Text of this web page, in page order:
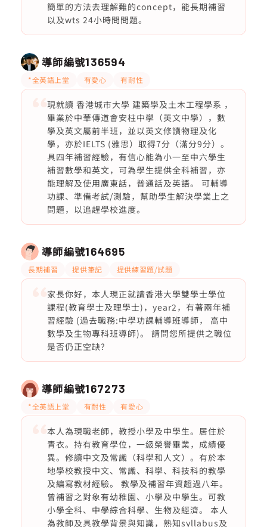
簡單的方法去理解難的concept，能長期補習
以及wts 24小時問問題。
導師編號136594
*全英語上堂 有愛心 有耐性
現就讀 香港城市大學 建築學及土木工程學系 ，
畢業於中華傳道會安柱中學（英文中學），數
學及英文屬前半班，並以英文修讀物理及化
學，亦於IELTS (雅思）取得7分（滿分9分）。
具四年補習經驗，有信心能為小一至中六學生
補習數學和英文，可為學生提供全科補習，亦
能理解及使用廣東話，普通話及英語。 可輔導
功課、準備考試/測驗，幫助學生解決學業上之
問題，以追趕學校進度。
導師編號164695
長期補習 提供筆記 提供練習題/試題
家長你好，本人現正就讀香港大學雙學士學位
課程(教育學士及理學士)，year2，有著兩年補
習經驗 (過去職務:中學功課輔導班導師， 高中
數學及生物專科班導師)。 請問您所提供之職位
是否仍正空缺?
導師編號167273
*全英語上堂 有耐性 有愛心
本人為現職老師，教授小學及中學生。居住於
青衣。持有教育學位，一級榮譽畢業，成績優
異。修讀中文及常識（科學和人文）。有於本
地學校教授中文、常識、科學、科技科的教學
及編寫教材經驗。 教學及補習年資超過八年。
曾補習之對象有幼稚園、小學及中學生。可教
小學全科、中學綜合科學、生物及經濟。 本人
為教師及具教學背景與知識，熟知syllabus及